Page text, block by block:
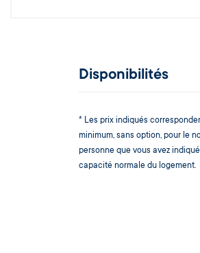
Disponibilités
* Les prix indiqués
minimum, sans option, pour le
personne que vous avez
capacité normale du logement.